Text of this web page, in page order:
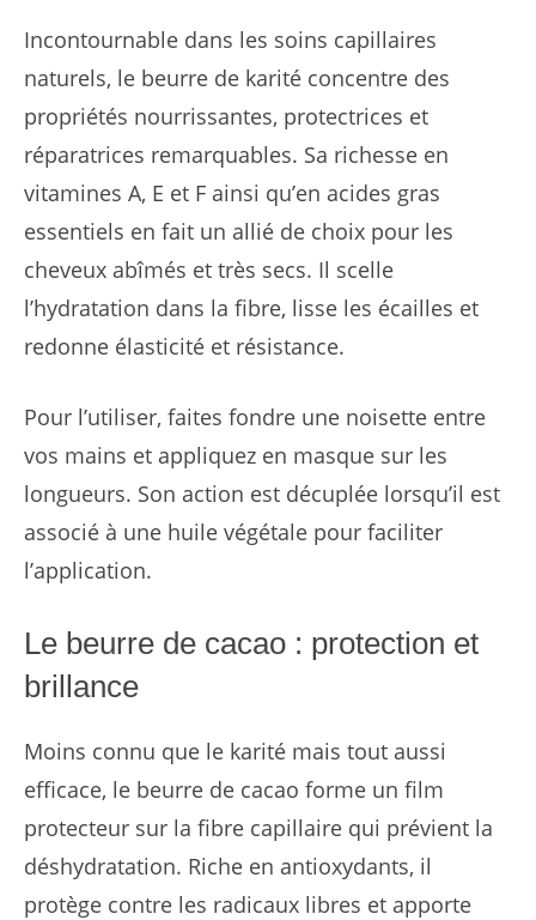
Incontournable dans les soins capillaires
naturels, le beurre de karité concentre des
propriétés nourrissantes, protectrices et
réparatrices remarquables. Sa richesse en
vitamines A, E et F ainsi qu’en acides gras
essentiels en fait un allié de choix pour les
cheveux abîmés et très secs. Il scelle
l’hydratation dans la fibre, lisse les écailles et
redonne élasticité et résistance.
Pour l’utiliser, faites fondre une noisette entre
vos mains et appliquez en masque sur les
longueurs. Son action est décuplée lorsqu’il est
associé à une huile végétale pour faciliter
l’application.
Le beurre de cacao : protection et
brillance
Moins connu que le karité mais tout aussi
efficace, le beurre de cacao forme un film
protecteur sur la fibre capillaire qui prévient la
déshydratation. Riche en antioxydants, il
protège contre les radicaux libres et apporte